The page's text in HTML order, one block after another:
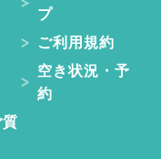
プ
ご利用規約
空き状況・予
約